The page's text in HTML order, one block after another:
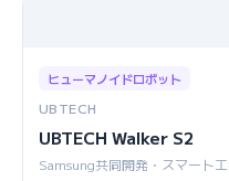
ヒューマノイドロボット
UBTECH
UBTECH Walker S2
Samsung共同開発・スマート